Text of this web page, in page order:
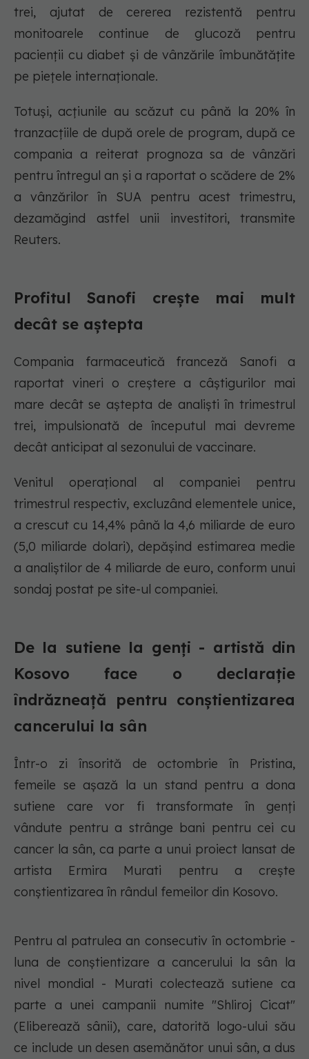
trei, ajutat de cererea rezistentă pentru
monitoarele continue de glucoză pentru
pacienții cu diabet și de vânzările îmbunătățite
pe piețele internaționale.
Totuși, acțiunile au scăzut cu până la 20% în
tranzacțiile de după orele de program, după ce
compania a reiterat prognoza sa de vânzări
pentru întregul an și a raportat o scădere de 2%
a vânzărilor în SUA pentru acest trimestru,
dezamăgind astfel unii investitori, transmite
Reuters.
Profitul Sanofi crește mai mult
decât se aștepta
Compania farmaceutică franceză Sanofi a
raportat vineri o creștere a câștigurilor mai
mare decât se aștepta de analiști în trimestrul
trei, impulsionată de începutul mai devreme
decât anticipat al sezonului de vaccinare.
Venitul operațional al companiei pentru
trimestrul respectiv, excluzând elementele unice,
a crescut cu 14,4% până la 4,6 miliarde de euro
(5,0 miliarde dolari), depășind estimarea medie
a analiștilor de 4 miliarde de euro, conform unui
sondaj postat pe site-ul companiei.
De la sutiene la genți - artistă din
Kosovo face o declarație
îndrăzneață pentru conștientizarea
cancerului la sân
Într-o zi însorită de octombrie în Pristina,
femeile se așază la un stand pentru a dona
sutiene care vor fi transformate în genți
vândute pentru a strânge bani pentru cei cu
cancer la sân, ca parte a unui proiect lansat de
artista Ermira Murati pentru a crește
conștientizarea în rândul femeilor din Kosovo.
Pentru al patrulea an consecutiv în octombrie -
luna de conștientizare a cancerului la sân la
nivel mondial - Murati colectează sutiene ca
parte a unei campanii numite "Shliroj Cicat"
(Eliberează sânii), care, datorită logo-ului său
ce include un desen asemănător unui sân, a dus